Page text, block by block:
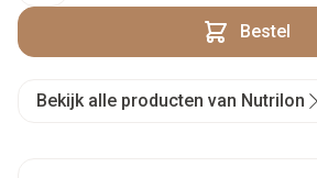
Bestel
Bekijk alle producten van Nutrilon